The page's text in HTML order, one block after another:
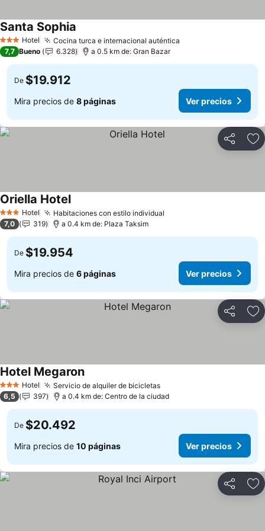
3 Estrellas
Hotel Cocina turca e internacional auténtica
Santa Sophia
7,7 Bueno 6.328 a 0.5 km de: Gran Bazar
De $19.912
Mira precios de 8 páginas Ver precios
Compartir
3 Estrellas
Hotel Habitaciones con estilo individual
Oriella Hotel
7,0 319 a 0.4 km de: Plaza Taksim
De $19.954
Mira precios de 6 páginas Ver precios
Compartir
3 Estrellas
Hotel Servicio de alquiler de bicicletas
Hotel Megaron
6,5 397 a 0.4 km de: Centro de la ciudad
De $20.492
Mira precios de 10 páginas Ver precios
Compartir